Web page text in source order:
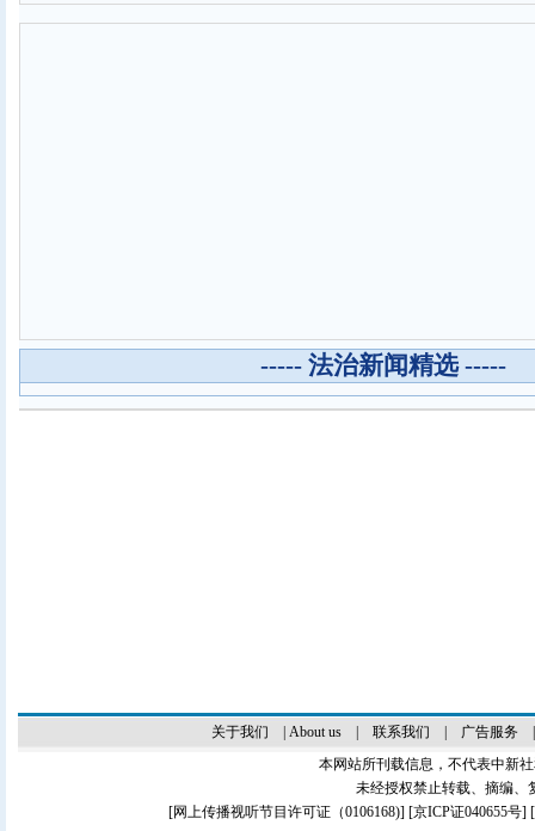
----- 法治新闻精选 -----
关于我们 About us| 联系我们 广告服务
本网站所刊载信息，不代表中新
未经授权禁止转载、摘编、
[网上传播视听节目许可证（0106168)] [京ICP证040655号]